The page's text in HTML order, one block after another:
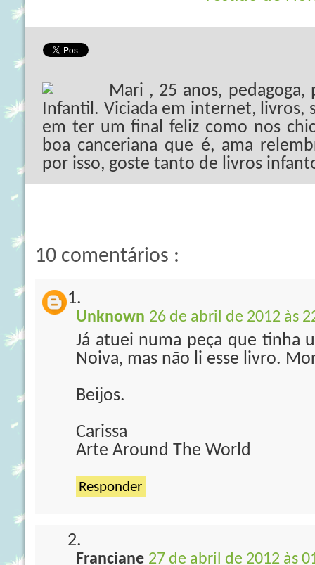
Mari , 25 anos, pedagoga,
Infantil. Viciada em internet, livros,
em ter um final feliz como nos
boa canceriana que é, ama
por isso, goste tanto de livros
10 comentários :
Unknown 26 de abril de 2012 às
Já atuei numa peça que tinha
Noiva, mas não li esse livro.
Beijos.
Carissa
Arte Around The World
Responder
Franciane 27 de abril de 2012 às